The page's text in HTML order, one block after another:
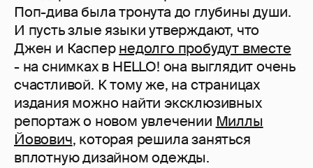
Поп-дива была тронута до глубины души.
И пусть злые языки утверждают, что
Джен и Каспернедолго пробудут вместе
- на снимках в HELLO! она выглядит очень
счастливой. К тому же, на страницах
издания можно найти эксклюзивных
репортаж о новом увлечении Миллы
Йовович, которая решила заняться
вплотную дизайном одежды.